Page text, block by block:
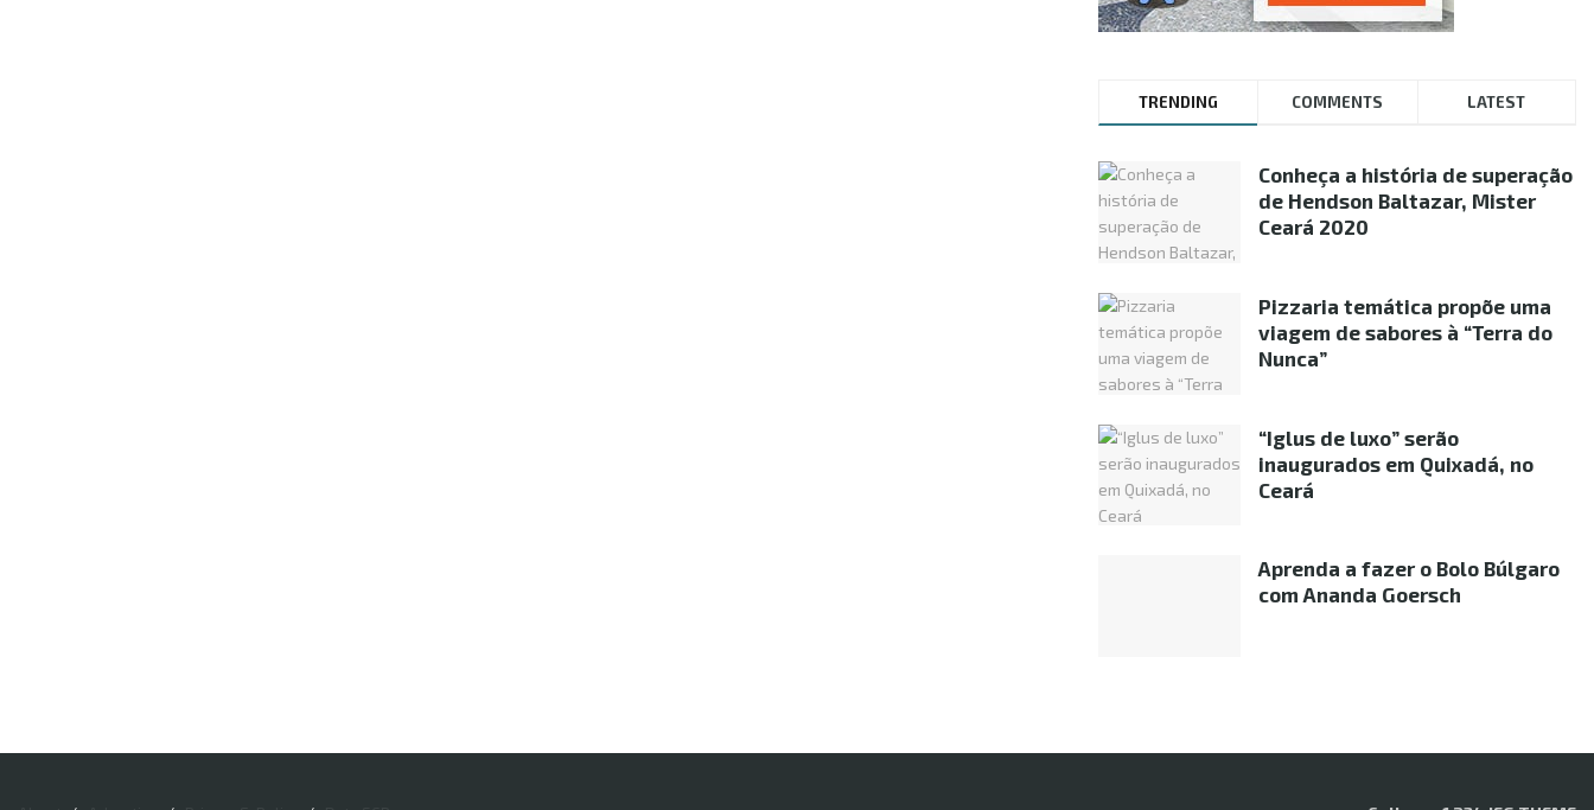
TRENDING COMMENTS LATEST
Conheça a história de superação
de Hendson Baltazar, Mister
Ceará 2020
Pizzaria temática propõe uma
viagem de sabores à “Terra do
Nunca”
“Iglus de luxo” serão
inaugurados em Quixadá, no
Ceará
Aprenda a fazer o Bolo Búlgaro
com Ananda Goersch